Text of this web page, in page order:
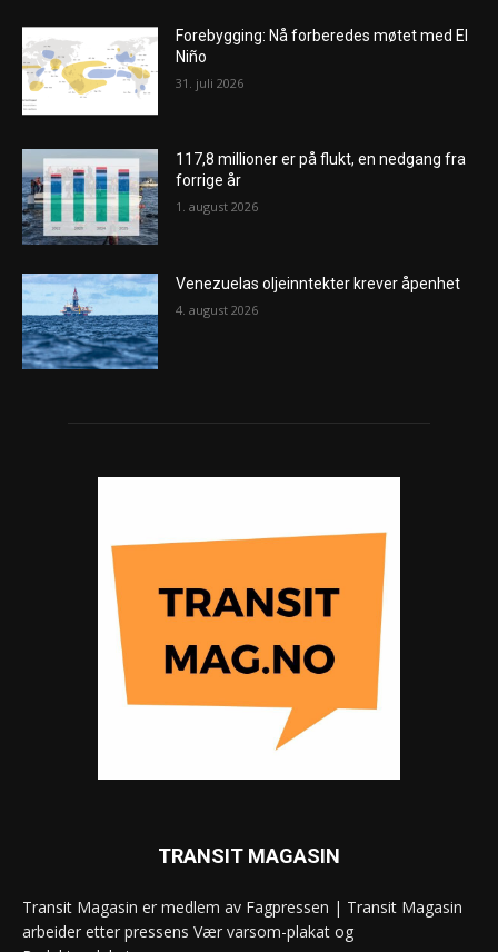
Forebygging: Nå forberedes møtet med El
Niño
31. juli 2026
117,8 millioner er på flukt, en nedgang fra
forrige år
1. august 2026
Venezuelas oljeinntekter krever åpenhet
4. august 2026
TRANSIT MAGASIN
Transit Magasin er medlem av Fagpressen | Transit Magasin
arbeider etter pressens Vær varsom-plakat og